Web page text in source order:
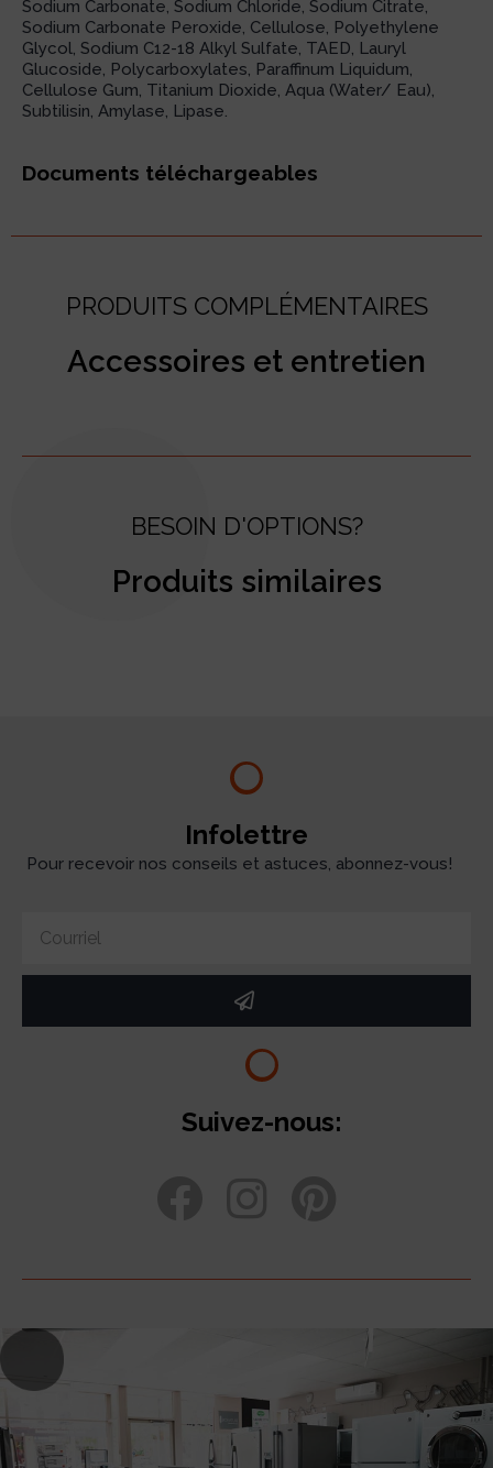
Sodium Carbonate, Sodium Chloride, Sodium Citrate,
Sodium Carbonate Peroxide, Cellulose, Polyethylene
Glycol, Sodium C12-18 Alkyl Sulfate, TAED, Lauryl
Glucoside, Polycarboxylates, Paraffinum Liquidum,
Cellulose Gum, Titanium Dioxide, Aqua (Water/ Eau),
Subtilisin, Amylase, Lipase.
Documents téléchargeables
PRODUITS COMPLÉMENTAIRES
Accessoires et entretien
BESOIN D'OPTIONS?
Produits similaires
Infolettre
Pour recevoir nos conseils et astuces, abonnez-vous!
Suivez-nous: